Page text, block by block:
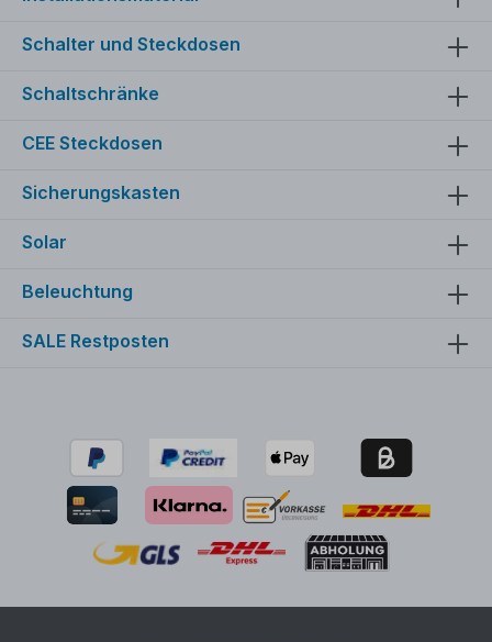
Schalter und Steckdosen
Schaltschränke
CEE Steckdosen
Sicherungskasten
Solar
Beleuchtung
SALE Restposten